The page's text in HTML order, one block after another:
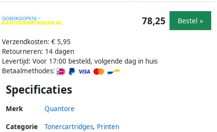
Verzendkosten: € 5,95
Retourneren: 14 dagen
Levertijd: Voor 17:00 besteld, volgende dag in huis
Betaalmethodes:
78,25 Bestel »
Specificaties
Merk Quantore
Categorie Tonercartridges, Printen